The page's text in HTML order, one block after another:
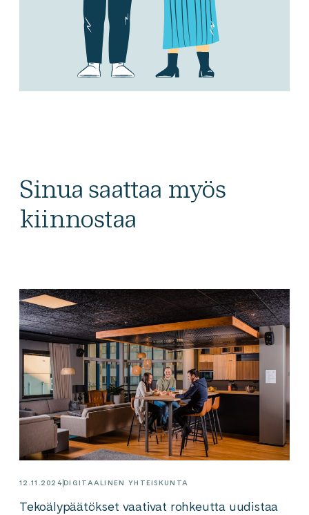
Sinua saattaa myös
kiinnostaa
12.11.2024DIGITAALINEN YHTEISKUNTA
Tekoälypäätökset vaativat rohkeutta uudistaa